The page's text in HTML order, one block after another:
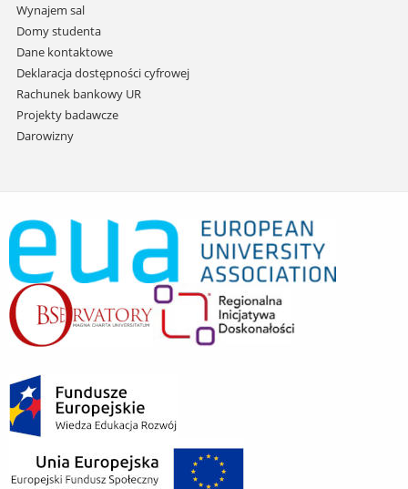
Wynajem sal
Domy studenta
Dane kontaktowe
Deklaracja dostępności cyfrowej
Rachunek bankowy UR
Projekty badawcze
Darowizny